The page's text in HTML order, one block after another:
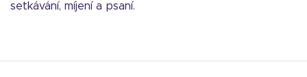
setkávání, míjení a psaní.